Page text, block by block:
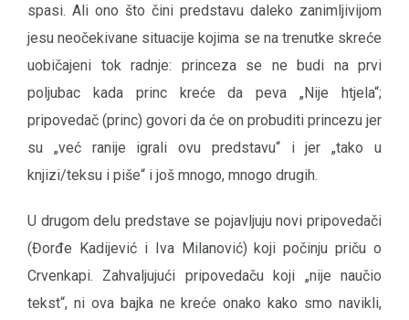
spasi. Ali ono što čini predstavu daleko zanimljivijom
jesu neočekivane situacije kojima se na trenutke skreće
uobičajeni tok radnje: princeza se ne budi na prvi
poljubac kada princ kreće da peva „Nije htjela“;
pripovedač (princ) govori da će on probuditi princezu jer
su „već ranije igrali ovu predstavu“ i jer „tako u
knjizi/teksu i piše“ i još mnogo, mnogo drugih.
U drugom delu predstave se pojavljuju novi pripovedači
(Đorđe Kadijević i Iva Milanović) koji počinju priču o
Crvenkapi. Zahvaljujući pripovedaču koji „nije naučio
tekst“, ni ova bajka ne kreće onako kako smo navikli,